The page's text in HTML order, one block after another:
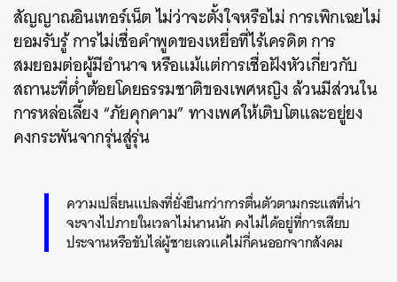
สัญญาณอินเทอร์เน็ต ไม่ว่าจะตั้งใจหรือไม่ การเพิกเฉยไม่
ยอมรับรู้ การไม่เชื่อคำพูดของเหยื่อที่ไร้เครดิต การ
สมยอมต่อผู้มีอำนาจ หรือแม้แต่การเชื่อฝังหัวเกี่ยวกับ
สถานะที่ต่ำต้อยโดยธรรมชาติของเพศหญิง ล้วนมีส่วนใน
การหล่อเลี้ยง “ภัยคุกคาม” ทางเพศให้เติบโตและอยู่ยง
คงกระพันจากรุ่นสู่รุ่น
ความเปลี่ยนแปลงที่ยั่งยืนกว่าการตื่นตัวตามกระแสที่น่า
จะจางไปภายในเวลาไม่นานนัก คงไม่ได้อยู่ที่การเสียบ
ประจานหรือขับไล่ผู้ชายเลวแค่ไม่กี่คนออกจากสังคม
SHARE TWEET LINE EMAIL